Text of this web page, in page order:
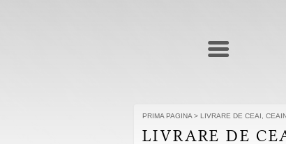
PRIMA PAGINA > LIVRARE DE CEAI,
LIVRARE DE